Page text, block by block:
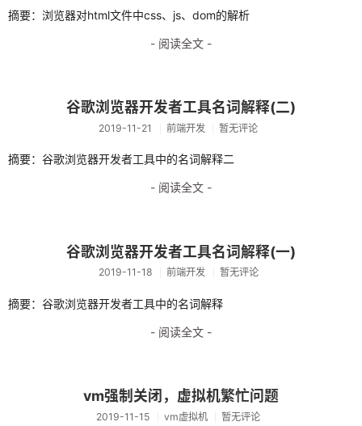
瞎搞日志
AI
轻语
友链
关于
摘要：浏览器对html文件中css、js、dom的解析
- 阅读全文 -
谷歌浏览器开发者工具名词解释(二)
2019-11-21 前端开发 暂无评论
摘要：谷歌浏览器开发者工具中的名词解释二
- 阅读全文 -
谷歌浏览器开发者工具名词解释(一)
2019-11-18 前端开发 暂无评论
摘要：谷歌浏览器开发者工具中的名词解释
- 阅读全文 -
vm强制关闭，虚拟机繁忙问题
2019-11-15 vm虚拟机 暂无评论